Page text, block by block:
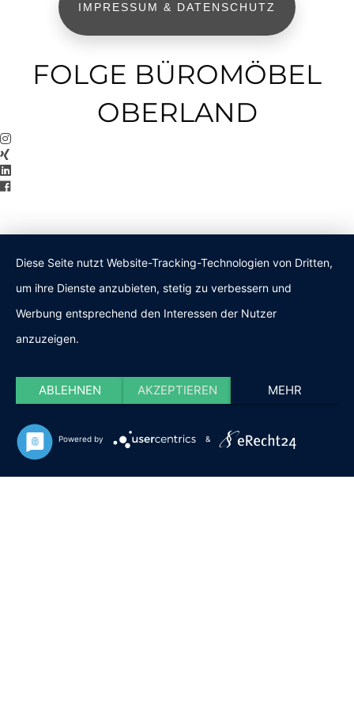
IMPRESSUM & DATENSCHUTZ
FOLGE BÜROMÖBEL
OBERLAND
Diese Seite nutzt Website-Tracking-Technologien von Dritten,
um ihre Dienste anzubieten, stetig zu verbessern und
Werbung entsprechend den Interessen der Nutzer
anzuzeigen.
ABLEHNEN AKZEPTIEREN MEHR
Powered by &